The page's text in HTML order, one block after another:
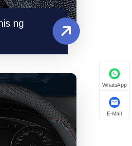
ng
WhatsApp
E-Mail